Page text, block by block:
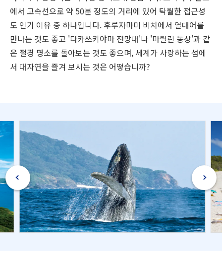
에서 고속선으로 약 50분 정도의 거리에 있어 탁월한 접근성
도 인기 이유 중 하나입니다. 후루자마미 비치에서 열대어를
만나는 것도 좋고 '다카쓰키야마 전망대'나 '마릴린 동상'과 같
은 절경 명소를 돌아보는 것도 좋으며, 세계가 사랑하는 섬에
서 대자연을 즐겨 보시는 것은 어떻습니까?